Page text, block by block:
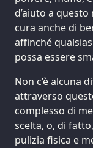
d’aiuto a
cura anche di
affinché
possa essere
Non c’è alcuna
attraverso
complesso di
scelta, o, di
pulizia fisica e